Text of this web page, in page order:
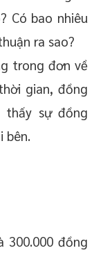
Có bao nhiêu
ra sao?
trong đơn về
gian, đồng
sự đồng
bên.
300.000 đồng